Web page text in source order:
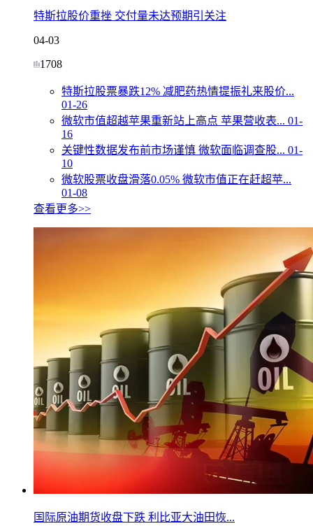
特斯拉股价重挫 交付量未达预期引关注
04-03
1708
特斯拉股票暴跌12% 减肥药热情提振礼来股价...
01-26
微软市值超越苹果重新站上高点 苹果营收表... 01-
16
关键性数据发布前市场谨慎 微软面临调查股... 01-
10
微软股票收盘滑落0.05% 微软市值正在赶超苹...
01-08
查看更多>>
国际原油期货收盘下跌 利比亚大油田恢...